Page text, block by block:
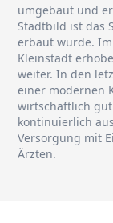
umgebaut und
Stadtbild ist das
erbaut wurde.
Kleinstadt
weiter. In den
einer modernen
wirtschaftlich
kontinuierlich
Versorgung mit
Ärzten.